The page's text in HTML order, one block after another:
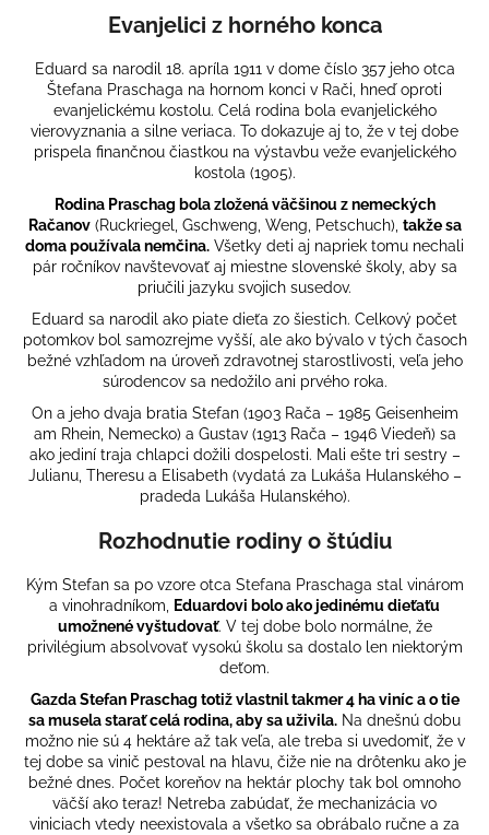
Evanjelici z horného konca
Eduard sa narodil 18. apríla 1911 v dome číslo 357 jeho otca
Štefana Praschaga na hornom konci v Rači, hneď oproti
evanjelickému kostolu. Celá rodina bola evanjelického
vierovyznania a silne veriaca. To dokazuje aj to, že v tej dobe
prispela finančnou čiastkou na výstavbu veže evanjelického
kostola (1905).
Rodina Praschag bola zložená väčšinou z nemeckých
Račanov (Ruckriegel, Gschweng, Weng, Petschuch), takže sa
doma používala nemčina. Všetky deti aj napriek tomu nechali
pár ročníkov navštevovať aj miestne slovenské školy, aby sa
priučili jazyku svojich susedov.
Eduard sa narodil ako piate dieťa zo šiestich. Celkový počet
potomkov bol samozrejme vyšší, ale ako bývalo v tých časoch
bežné vzhľadom na úroveň zdravotnej starostlivosti, veľa jeho
súrodencov sa nedožilo ani prvého roka.
On a jeho dvaja bratia Stefan (1903 Rača – 1985 Geisenheim
am Rhein, Nemecko) a Gustav (1913 Rača – 1946 Viedeň) sa
ako jediní traja chlapci dožili dospelosti. Mali ešte tri sestry –
Julianu, Theresu a Elisabeth (vydatá za Lukáša Hulanského –
pradeda Lukáša Hulanského).
Rozhodnutie rodiny o štúdiu
Kým Stefan sa po vzore otca Stefana Praschaga stal vinárom
a vinohradníkom,
Eduardovi bolo ako jedinému dieťaťu
umožnené vyštudovať. V tej dobe bolo normálne, že
privilégium absolvovať vysokú školu sa dostalo len niektorým
deťom.
Gazda Stefan Praschag totiž vlastnil takmer 4 ha viníc a o tie
sa musela starať celá rodina, aby sa uživila. Na dnešnú dobu
možno nie sú 4 hektáre až tak veľa, ale treba si uvedomiť, že v
tej dobe sa vinič pestoval na hlavu, čiže nie na drôtenku ako je
bežné dnes. Počet koreňov na hektár plochy tak bol omnoho
väčší ako teraz! Netreba zabúdať, že mechanizácia vo
viniciach vtedy neexistovala a všetko sa obrábalo ručne a za
a
m